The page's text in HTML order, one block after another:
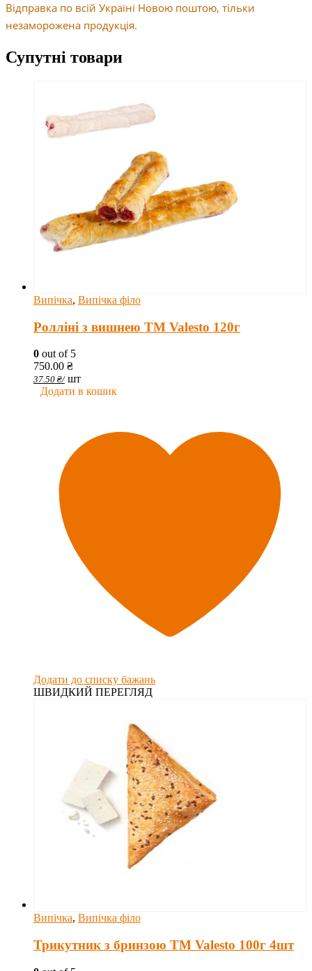
Відправка по всій Україні Новою поштою, тільки
незаморожена продукція.
Супутні товари
Випічка, Випічка філо
Ролліні з вишнею TM Valesto 120г
0 out of 5
750.00 ₴
37.50 ₴/ шт
Додати в кошик
Додати до списку бажань
ШВИДКИЙ ПЕРЕГЛЯД
Випічка, Випічка філо
Трикутник з бринзою TM Valesto 100г 4шт